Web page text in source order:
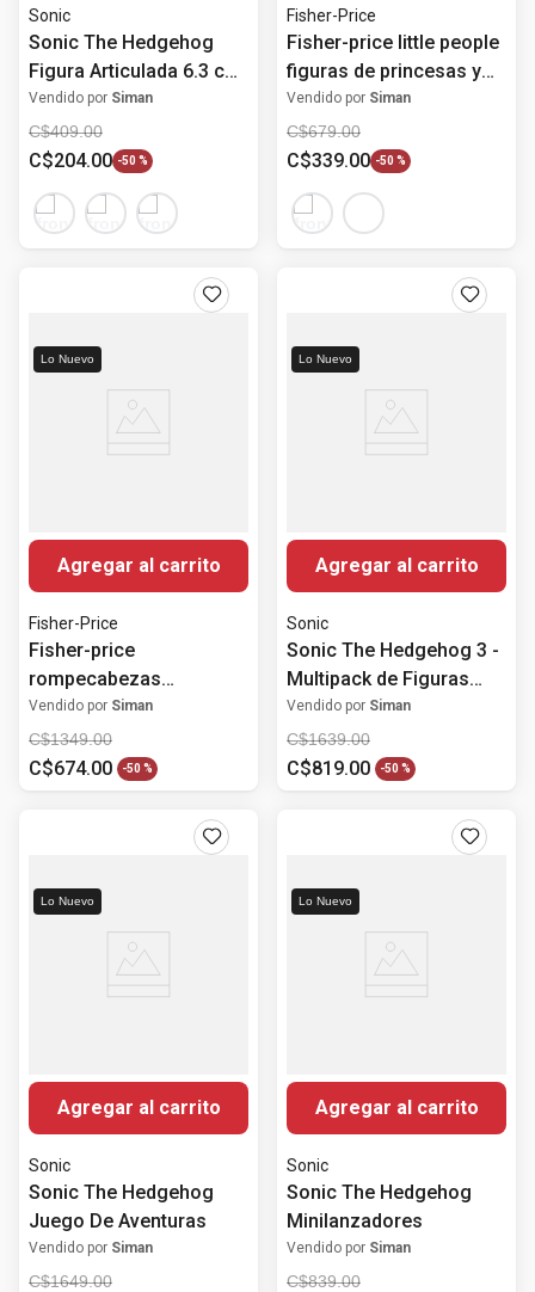
Sonic
Sonic The Hedgehog
Figura Articulada 6.3 cm
W22
Vendido por Siman
C$409.00
C$204.00 -50 %
Fisher-Price
Fisher-price little people
figuras de princesas y
sus mejores amigos
Vendido por Siman
C$679.00
C$339.00 -50 %
Lo Nuevo
Agregar al carrito
Fisher-Price
Fisher-price
rompecabezas
geométrico mandala
(madera)
Vendido por Siman
C$1349.00
C$674.00 -50 %
Lo Nuevo
Agregar al carrito
Sonic
Sonic The Hedgehog 3 -
Multipack de Figuras
6.35 cm Sonic 3
Vendido por Siman
C$1639.00
C$819.00 -50 %
Lo Nuevo
Agregar al carrito
Sonic
Sonic The Hedgehog
Juego De Aventuras
Vendido por Siman
C$1649.00
Lo Nuevo
Agregar al carrito
Sonic
Sonic The Hedgehog
Minilanzadores
Vendido por Siman
C$839.00